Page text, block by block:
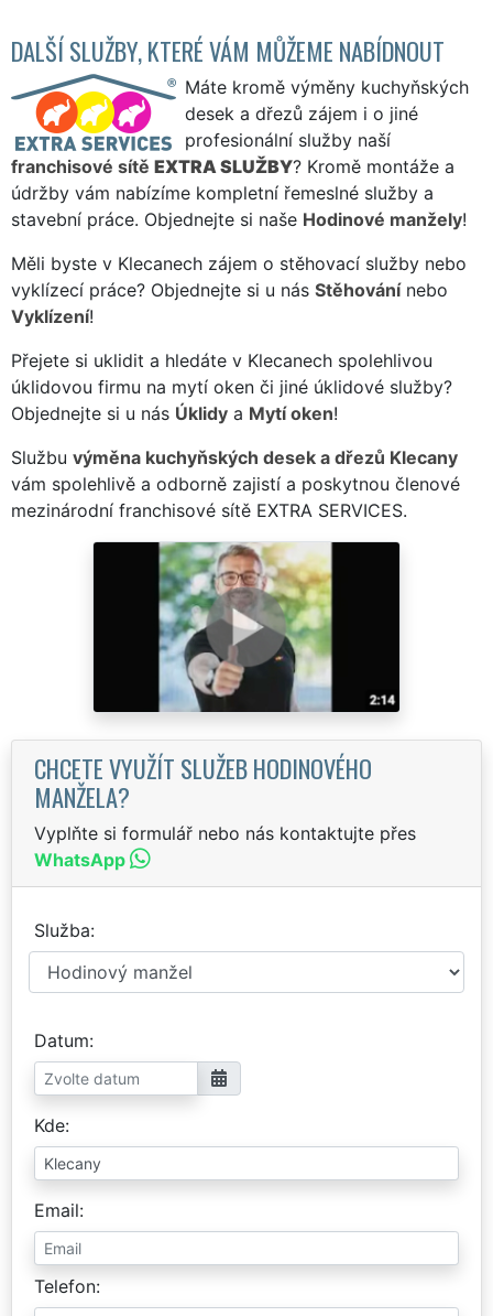
DALŠÍ SLUŽBY, KTERÉ VÁM MŮŽEME NABÍDNOUT
Máte kromě výměny kuchyňských
desek a dřezů zájem i o jiné
profesionální služby naší
franchisové sítě EXTRA SLUŽBY? Kromě montáže a
údržby vám nabízíme kompletní řemeslné služby a
stavební práce. Objednejte si naše Hodinové manžely!
Měli byste v Klecanech zájem o stěhovací služby nebo
vyklízecí práce? Objednejte si u nás Stěhovánínebo
Vyklízení!
Přejete si uklidit a hledáte v Klecanech spolehlivou
úklidovou firmu na mytí oken či jiné úklidové služby?
Objednejte si u nás Úklidy a Mytí oken!
Službu výměna kuchyňských desek a dřezů Klecany
vám spolehlivě a odborně zajistí a poskytnou členové
mezinárodní franchisové sítě EXTRA SERVICES.
CHCETE VYUŽÍT SLUŽEB HODINOVÉHO
MANŽELA?
Vyplňte si formulář nebo nás kontaktujte přes
WhatsApp
Služba
Datum
Kde
Email
Telefon